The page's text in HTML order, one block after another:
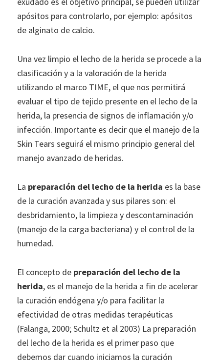
apósitos para controlarlo, por ejemplo: apósitos
de alginato de calcio.
Una vez limpio el lecho de la herida se procede a la
clasificación y a la valoración de la herida
utilizando el marco TIME, el que nos permitirá
evaluar el tipo de tejido presente en el lecho de la
herida, la presencia de signos de inflamación y/o
infección. Importante es decir que el manejo de la
Skin Tears seguirá el mismo principio general del
manejo avanzado de heridas.
La preparación del lecho de la herida es la base
de la curación avanzada y sus pilares son: el
desbridamiento, la limpieza y descontaminación
(manejo de la carga bacteriana) y el control de la
humedad.
El concepto de preparación del lecho de la
herida, es el manejo de la herida a fin de acelerar
la curación endógena y/o para facilitar la
efectividad de otras medidas terapéuticas
(Falanga, 2000; Schultz et al 2003) La preparación
del lecho de la herida es el primer paso que
debemos dar cuando iniciamos la curación